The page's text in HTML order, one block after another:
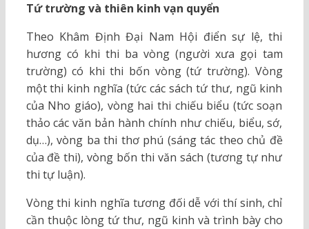
Tứ trường và thiên kinh vạn quyển
Theo Khâm Định Đại Nam Hội điển sự lệ, thi
hương có khi thi ba vòng (người xưa gọi tam
trường) có khi thi bốn vòng (tứ trường). Vòng
một thi kinh nghĩa (tức các sách tứ thư, ngũ kinh
của Nho giáo), vòng hai thi chiếu biểu (tức soạn
thảo các văn bản hành chính như chiếu, biểu, sớ,
dụ…), vòng ba thi thơ phú (sáng tác theo chủ đề
của đề thi), vòng bốn thi văn sách (tương tự như
thi tự luận).
Vòng thi kinh nghĩa tương đối dễ với thí sinh, chỉ
cần thuộc lòng tứ thư, ngũ kinh và trình bày cho